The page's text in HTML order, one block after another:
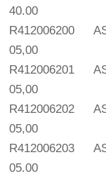
40.00
R412006200
05,00
R412006201
05,00
R412006202
05,00
R412006203
05.00